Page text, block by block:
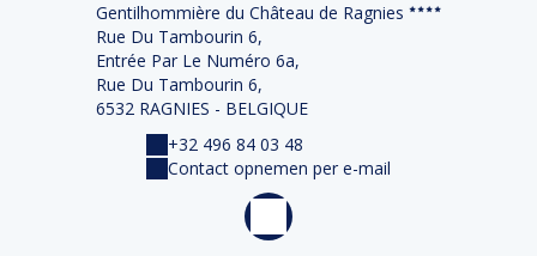
Gentilhommière du Château de Ragnies
Rue Du Tambourin 6,
Entrée Par Le Numéro 6a,
Rue Du Tambourin 6,
6532 RAGNIES - BELGIQUE
+32 496 84 03 48
Contact opnemen per e-mail